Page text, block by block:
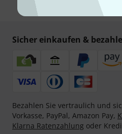
*
Sicher einkaufen &
Bezahlen Sie vertraulich und
Vorkasse, PayPal, Amazon Pay,
Klarna Ratenzahlung oder